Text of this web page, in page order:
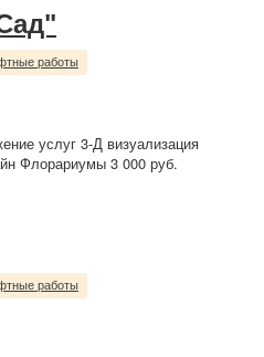
работы
услуг 3-Д визуализация
Флорариумы 3 000 руб.
работы